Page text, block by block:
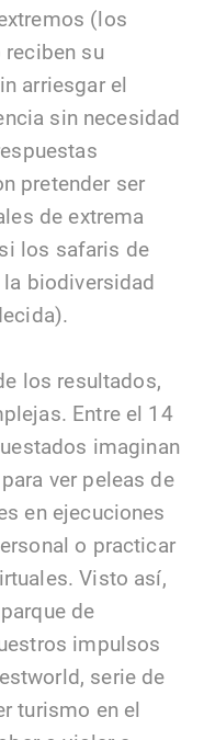
(los
su
arriesgar el
sin necesidad
pretender ser
de extrema
los safaris de
biodiversidad
los resultados,
Entre el 14
imaginan
ver peleas de
en ejecuciones
o practicar
Visto así,
de
impulsos
serie de
turismo en el